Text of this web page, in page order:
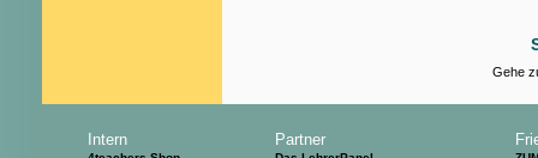
Gehe
Intern Partner